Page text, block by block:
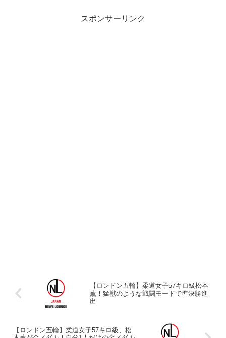
スポンサーリンク
【ロンドン五輪】柔道女子57キロ級松本
薫！猛獣のような戦闘モードで準決勝進
出
【ロンドン五輪】柔道女子57キロ級、松